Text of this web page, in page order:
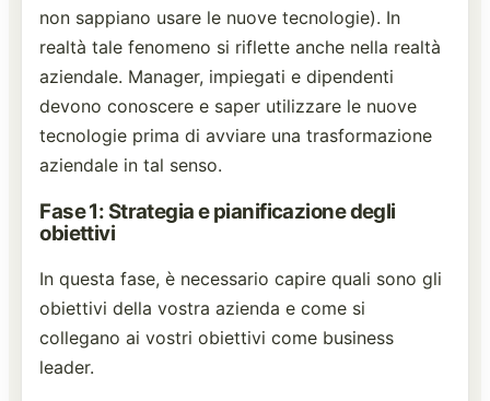
non sappiano usare le nuove tecnologie). In
realtà tale fenomeno si riflette anche nella realtà
aziendale. Manager, impiegati e dipendenti
devono conoscere e saper utilizzare le nuove
tecnologie prima di avviare una trasformazione
aziendale in tal senso.
Fase 1: Strategia e pianificazione degli
obiettivi
In questa fase, è necessario capire quali sono gli
obiettivi della vostra azienda e come si
collegano ai vostri obiettivi come business
leader.